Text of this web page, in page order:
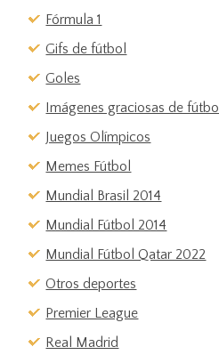
Fórmula 1
Gifs de fútbol
Goles
Imágenes graciosas de fútbol
Juegos Olímpicos
Memes Fútbol
Mundial Brasil 2014
Mundial Fútbol 2014
Mundial Fútbol Qatar 2022
Otros deportes
Premier League
Real Madrid